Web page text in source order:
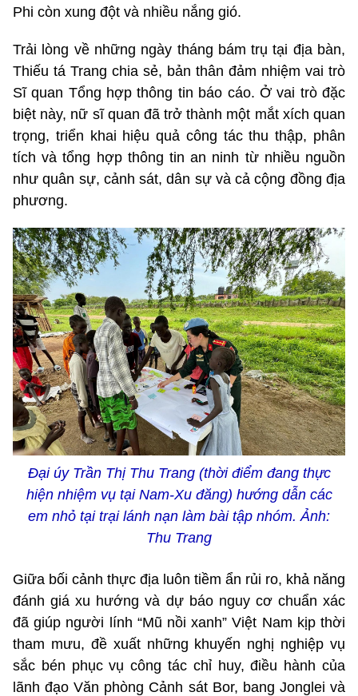
Phi còn xung đột và nhiều nắng gió.
Trải lòng về những ngày tháng bám trụ tại địa bàn,
Thiếu tá Trang chia sẻ, bản thân đảm nhiệm vai trò
Sĩ quan Tổng hợp thông tin báo cáo. Ở vai trò đặc
biệt này, nữ sĩ quan đã trở thành một mắt xích quan
trọng, triển khai hiệu quả công tác thu thập, phân
tích và tổng hợp thông tin an ninh từ nhiều nguồn
như quân sự, cảnh sát, dân sự và cả cộng đồng địa
phương.
Đại úy Trần Thị Thu Trang (thời điểm đang thực
hiện nhiệm vụ tại Nam-Xu đăng) hướng dẫn các
em nhỏ tại trại lánh nạn làm bài tập nhóm. Ảnh:
Thu Trang
Giữa bối cảnh thực địa luôn tiềm ẩn rủi ro, khả năng
đánh giá xu hướng và dự báo nguy cơ chuẩn xác
đã giúp người lính “Mũ nồi xanh” Việt Nam kịp thời
tham mưu, đề xuất những khuyến nghị nghiệp vụ
sắc bén phục vụ công tác chỉ huy, điều hành của
lãnh đạo Văn phòng Cảnh sát Bor, bang Jonglei và